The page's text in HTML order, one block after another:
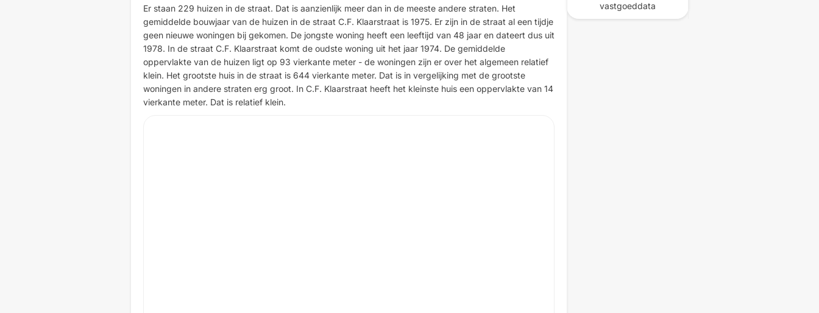
Er staan 229 huizen in de straat. Dat is aanzienlijk meer dan in de meeste andere straten. Het
gemiddelde bouwjaar van de huizen in de straat C.F. Klaarstraat is 1975. Er zijn in de straat al een tijdje
geen nieuwe woningen bij gekomen. De jongste woning heeft een leeftijd van 48 jaar en dateert dus uit
1978. In de straat C.F. Klaarstraat komt de oudste woning uit het jaar 1974. De gemiddelde
oppervlakte van de huizen ligt op 93 vierkante meter - de woningen zijn er over het algemeen relatief
klein. Het grootste huis in de straat is 644 vierkante meter. Dat is in vergelijking met de grootste
woningen in andere straten erg groot. In C.F. Klaarstraat heeft het kleinste huis een oppervlakte van 14
vierkante meter. Dat is relatief klein.
vastgoeddata